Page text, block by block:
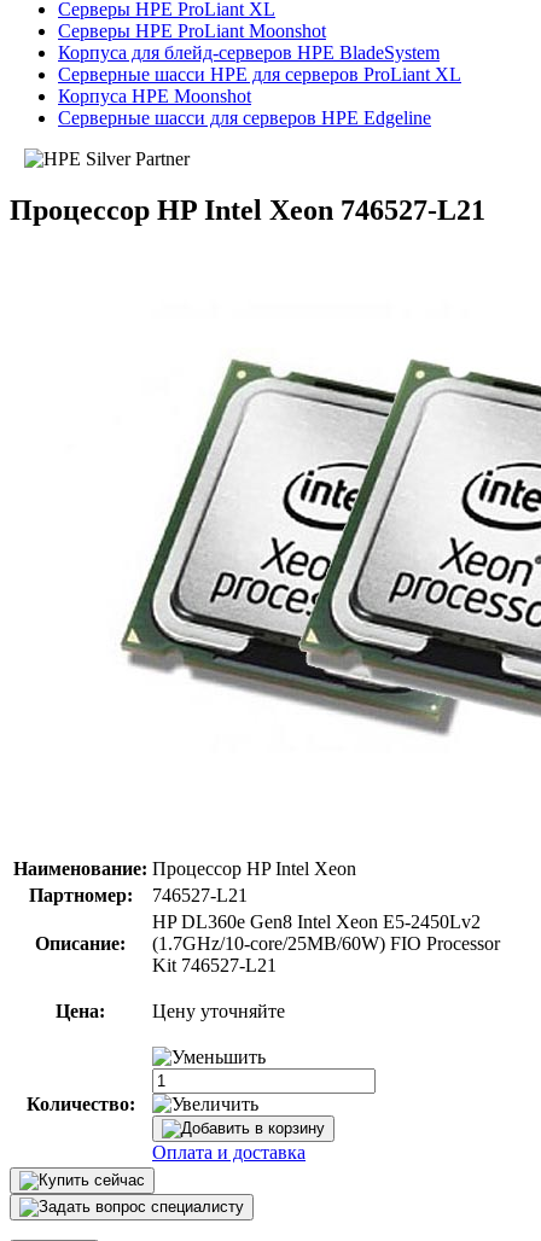
Серверы HPE ProLiant XL
Серверы HPE ProLiant Moonshot
Корпуса для блейд-серверов HPE BladeSystem
Серверные шасси HPE для серверов ProLiant XL
Корпуса HPE Moonshot
Серверные шасси для серверов HPE Edgeline
Процессор HP Intel Xeon 746527-L21
Наименование: Процессор HP Intel Xeon
Партномер:
746527-L21
Описание:
HP DL360e Gen8 Intel Xeon E5-2450Lv2
(1.7GHz/10-core/25MB/60W) FIO Processor
Kit 746527-L21
Цена: Цену уточняйте
Количество:
Оплата и доставка